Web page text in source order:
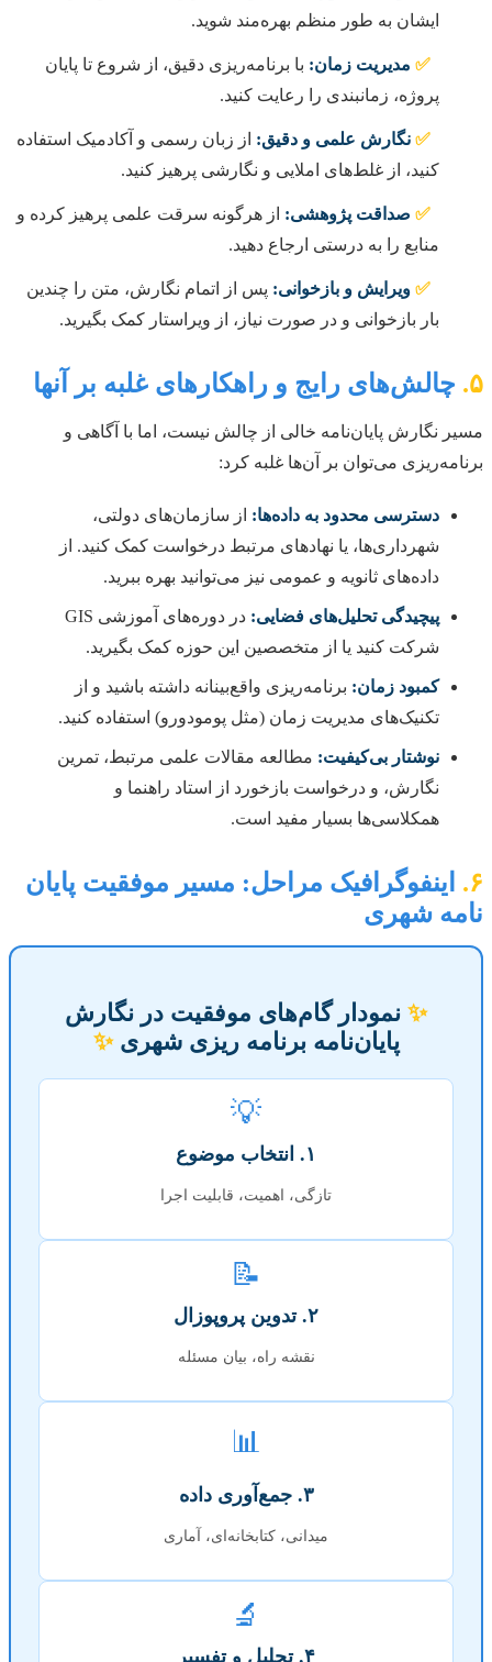
ایشان به طور منظم بهره‌مند شوید.
✅ مدیریت زمان: با برنامه‌ریزی دقیق، از شروع تا پایان
پروژه، زمانبندی را رعایت کنید.
✅ نگارش علمی و دقیق: از زبان رسمی و آکادمیک استفاده
کنید، از غلط‌های املایی و نگارشی پرهیز کنید.
✅ صداقت پژوهشی: از هرگونه سرقت علمی پرهیز کرده و
منابع را به درستی ارجاع دهید.
✅ ویرایش و بازخوانی: پس از اتمام نگارش، متن را چندین
بار بازخوانی و در صورت نیاز، از ویراستار کمک بگیرید.
۵. چالش‌های رایج و راهکارهای غلبه بر آنها
مسیر نگارش پایان‌نامه خالی از چالش نیست، اما با آگاهی و
برنامه‌ریزی می‌توان بر آن‌ها غلبه کرد:
دسترسی محدود به داده‌ها: از سازمان‌های دولتی،
شهرداری‌ها، یا نهادهای مرتبط درخواست کمک کنید. از
داده‌های ثانویه و عمومی نیز می‌توانید بهره ببرید.
پیچیدگی تحلیل‌های فضایی:
در دوره‌های آموزشی GIS
شرکت کنید یا از متخصصین این حوزه کمک بگیرید.
کمبود زمان: برنامه‌ریزی واقع‌بینانه داشته باشید و از
تکنیک‌های مدیریت زمان (مثل پومودورو) استفاده کنید.
نوشتار بی‌کیفیت: مطالعه مقالات علمی مرتبط، تمرین
نگارش، و درخواست بازخورد از استاد راهنما و
همکلاسی‌ها بسیار مفید است.
۶.
اینفوگرافیک مراحل: مسیر موفقیت پایان
نامه شهری
✨ نمودار گام‌های موفقیت در نگارش
پایان‌نامه برنامه ریزی شهری✨
💡
۱. انتخاب موضوع
تازگی، اهمیت، قابلیت اجرا
📝
۲. تدوین پروپوزال
نقشه راه، بیان مسئله
📊
۳. جمع‌آوری داده
میدانی، کتابخانه‌ای، آماری
🔬
۴. تحلیل و تفسیر